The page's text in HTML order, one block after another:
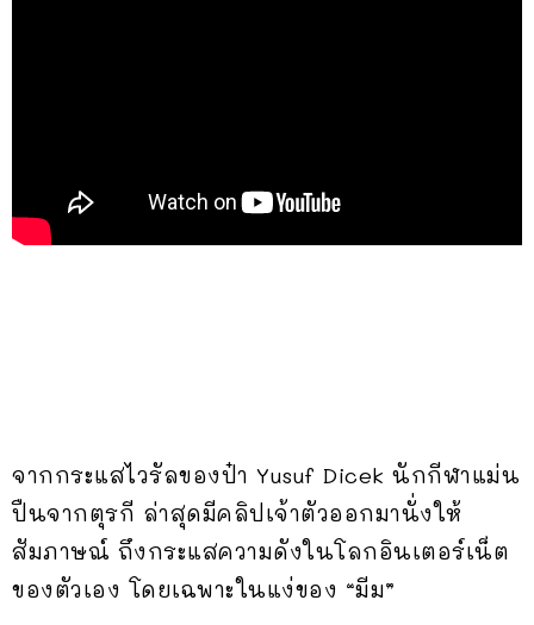
จากกระแสไวรัลของป๋า Yusuf Dicek นักกีฬาแม่น
ปืนจากตุรกี ล่าสุดมีคลิปเจ้าตัวออกมานั่งให้
สัมภาษณ์ ถึงกระแสความดังในโลกอินเตอร์เน็ต
ของตัวเอง โดยเฉพาะในแง่ของ “มีม”